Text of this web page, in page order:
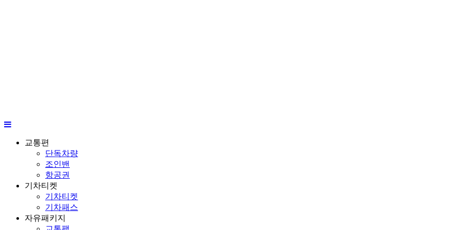
교통편
단독차량
조인밴
항공권
기차티켓
기차티켓
기차패스
자유패키지